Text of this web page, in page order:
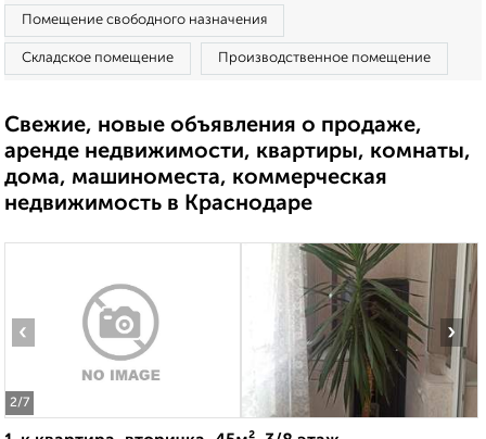
Помещение свободного назначения
Складское помещение Производственное помещение
Свежие, новые объявления о продаже,
аренде недвижимости, квартиры, комнаты,
дома, машиноместа, коммерческая
недвижимость в Краснодаре
2/7
‹ ›